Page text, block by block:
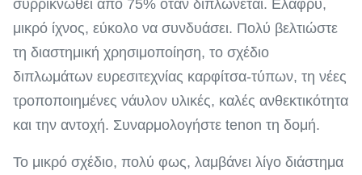
συρρικνωθεί από 75% όταν διπλώνεται. Ελαφρύ,
μικρό ίχνος, εύκολο να συνδυάσει. Πολύ βελτιώστε
τη διαστημική χρησιμοποίηση, το σχέδιο
διπλωμάτων ευρεσιτεχνίας καρφίτσα-τύπων, τη νέες
τροποποιημένες νάυλον υλικές, καλές ανθεκτικότητα
και την αντοχή. Συναρμολογήστε tenon τη δομή.
Το μικρό σχέδιο, πολύ φως, λαμβάνει λίγο διάστημα